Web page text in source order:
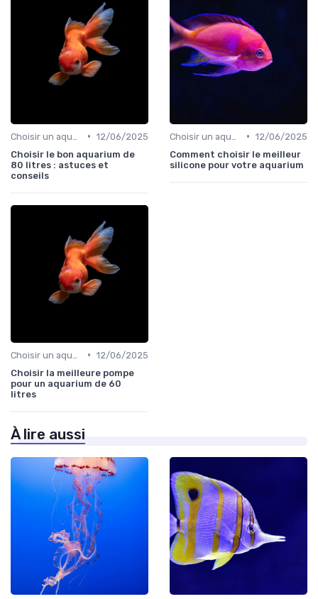
• 12/06/2025
Choisir le bon aquarium de
80 litres : astuces et
conseils
• 12/06/2025
Comment choisir le meilleur
silicone pour votre aquarium
• 12/06/2025
Choisir la meilleure pompe
pour un aquarium de 60
litres
À lire aussi